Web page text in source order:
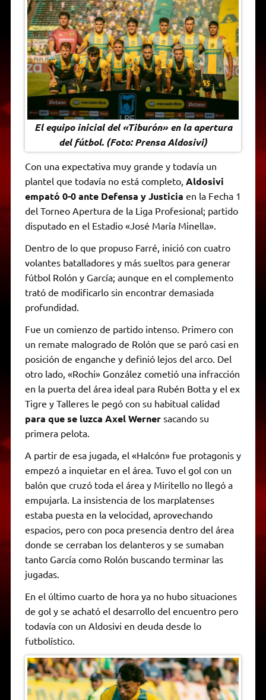
El equipo inicial del «Tiburón» en la apertura
del fútbol. (Foto: Prensa Aldosivi)
Con una expectativa muy grande y todavía un
plantel que todavía no está completo, Aldosivi
empató 0-0 ante Defensa y Justicia en la Fecha 1
del Torneo Apertura de la Liga Profesional; partido
disputado en el Estadio «José María Minella».
Dentro de lo que propuso Farré, inició con cuatro
volantes batalladores y más sueltos para generar
fútbol Rolón y García; aunque en el complemento
trató de modificarlo sin encontrar demasiada
profundidad.
Fue un comienzo de partido intenso. Primero con
un remate malogrado de Rolón que se paró casi en
posición de enganche y definió lejos del arco. Del
otro lado, «Rochi» González cometió una infracción
en la puerta del área ideal para Rubén Botta y el ex
Tigre y Talleres le pegó con su habitual calidad
para que se luzca Axel Wernersacando su
primera pelota.
A partir de esa jugada, el «Halcón» fue protagonis y
empezó a inquietar en el área. Tuvo el gol con un
balón que cruzó toda el área y Miritello no llegó a
empujarla. La insistencia de los marplatenses
estaba puesta en la velocidad, aprovechando
espacios, pero con poca presencia dentro del área
donde se cerraban los delanteros y se sumaban
tanto García como Rolón buscando terminar las
jugadas.
En el último cuarto de hora ya no hubo situaciones
de gol y se acható el desarrollo del encuentro pero
todavía con un Aldosivi en deuda desde lo
futbolístico.